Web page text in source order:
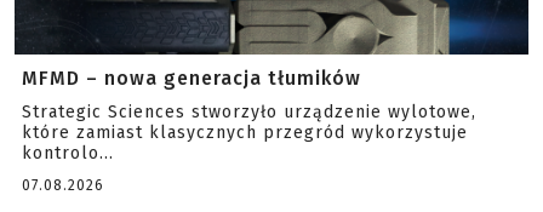
MFMD – nowa generacja tłumików
Strategic Sciences stworzyło urządzenie wylotowe,
które zamiast klasycznych przegród wykorzystuje
kontrolo...
07.08.2026